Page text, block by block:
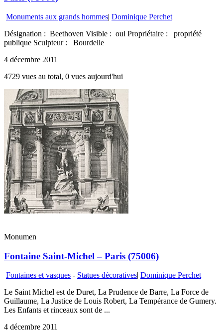
Monuments aux grands hommes| Dominique Perchet
Désignation : Beethoven Visible : oui Propriétaire : propriété
publique Sculpteur : Bourdelle
4 décembre 2011
4729 vues au total, 0 vues aujourd'hui
Monumen
Fontaine Saint-Michel – Paris (75006)
Fontaines et vasques - Statues décoratives| Dominique Perchet
Le Saint Michel est de Duret, La Prudence de Barre, La Force de
Guillaume, La Justice de Louis Robert, La Tempérance de Gumery.
Les Enfants et rinceaux sont de ...
4 décembre 2011